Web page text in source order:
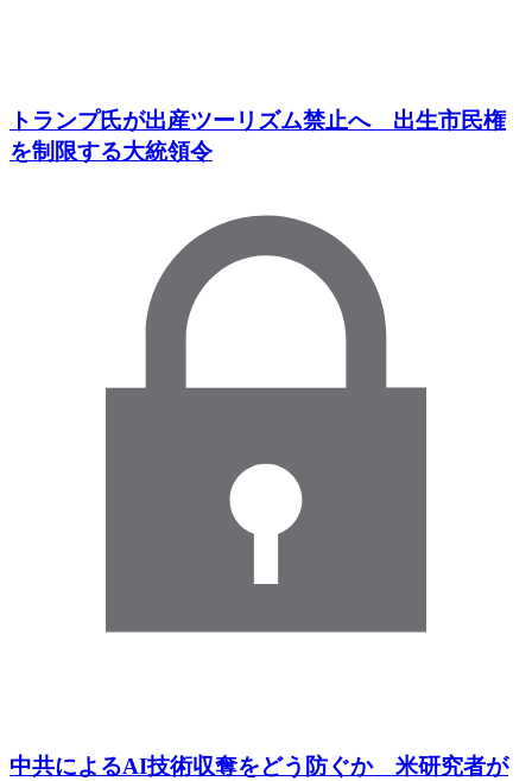
トランプ氏が出産ツーリズム禁止へ 出生市民権
を制限する大統領令
中共によるAI技術収奪をどう防ぐか 米研究者が